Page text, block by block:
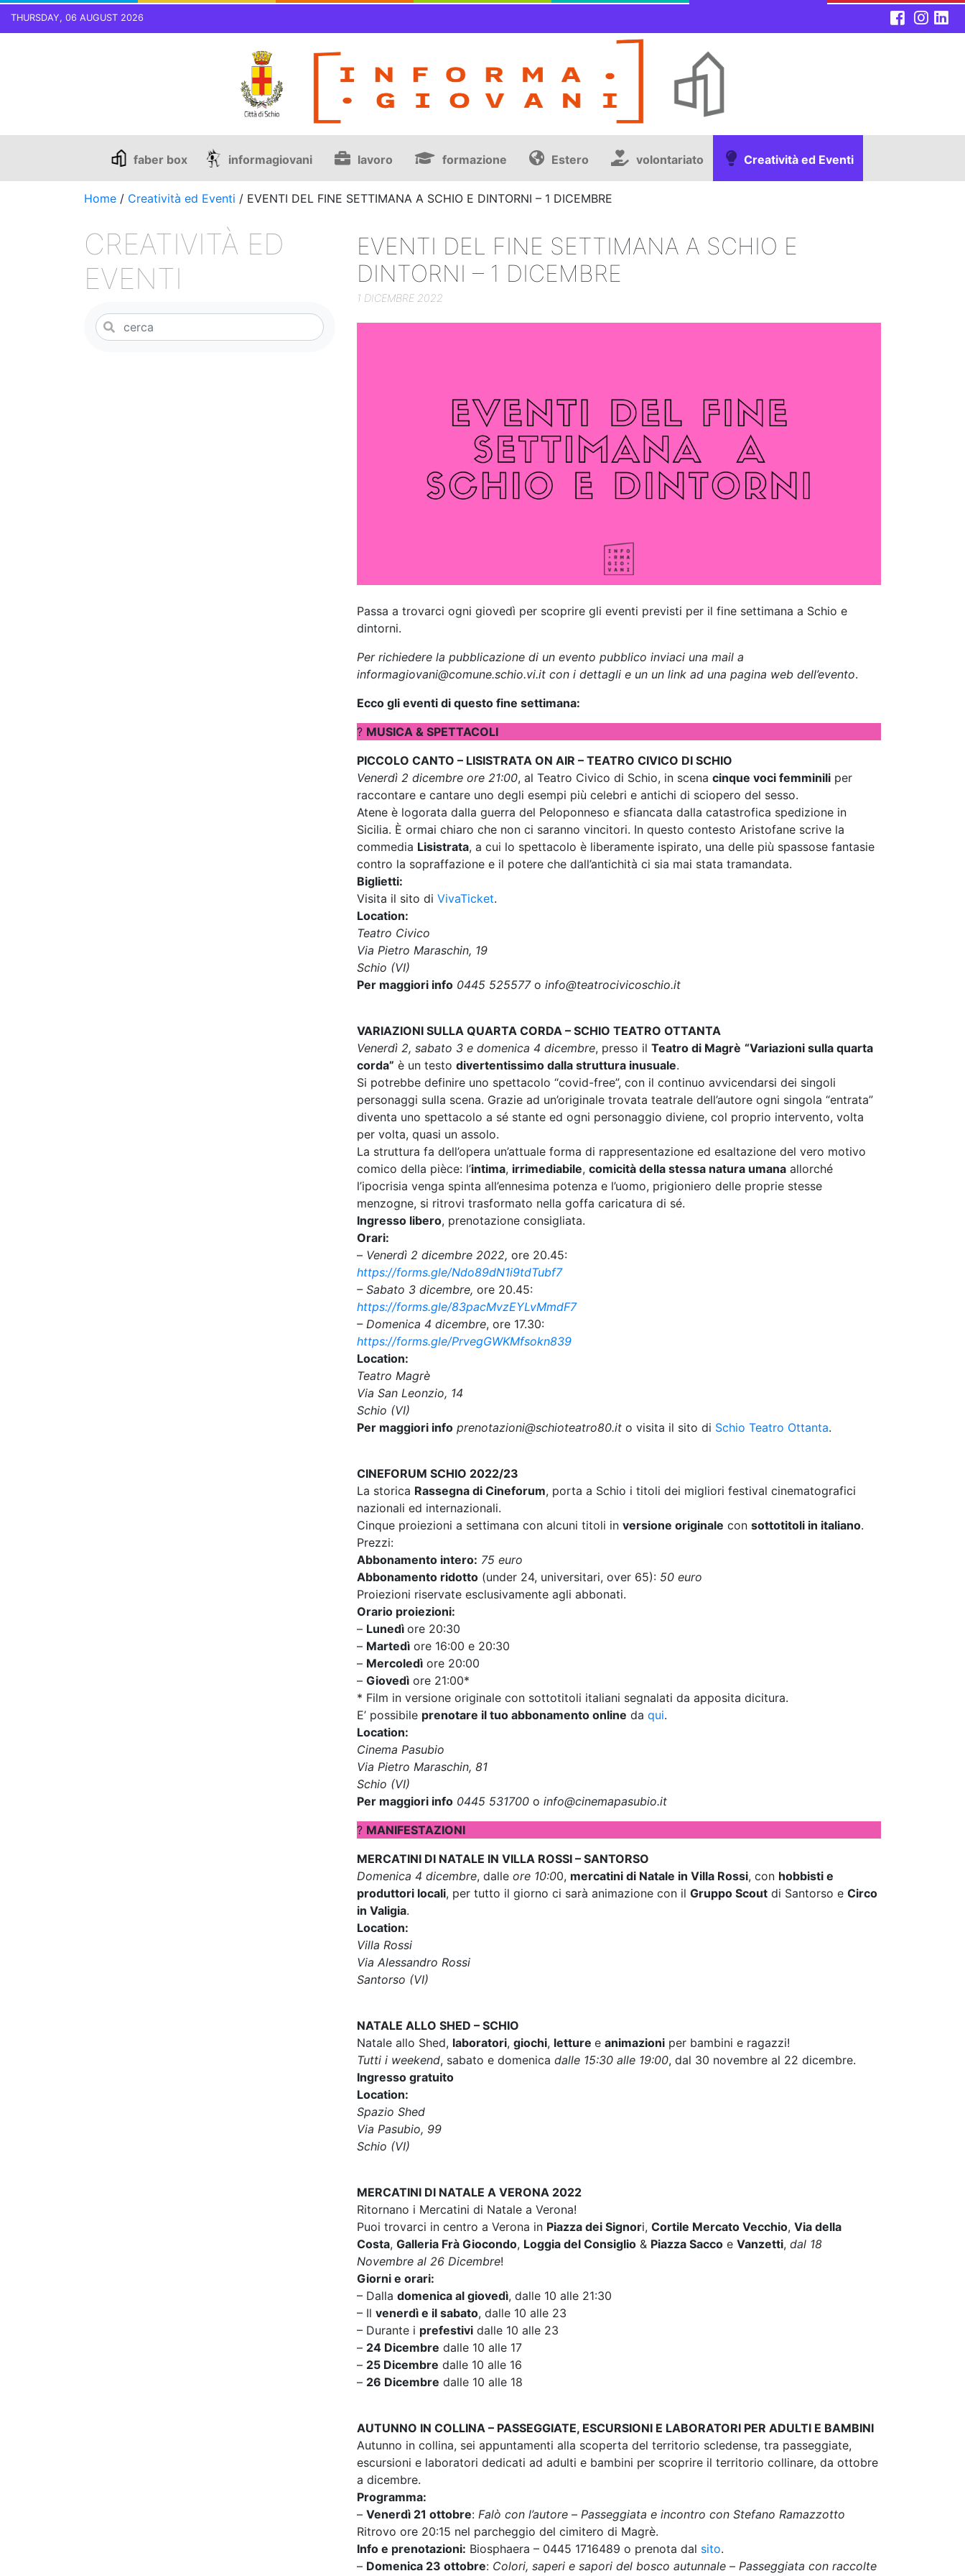
THURSDAY, 06 AUGUST 2026
faber box informagiovani lavoro formazione Estero volontariato Creatività ed Eventi
Home / Creatività ed Eventi / EVENTI DEL FINE SETTIMANA A SCHIO E DINTORNI – 1 DICEMBRE
EVENTI DEL FINE SETTIMANA A SCHIO E
DINTORNI – 1 DICEMBRE
1 DICEMBRE 2022
Passa a trovarci ogni giovedì per scoprire gli eventi previsti per il fine settimana a Schio e
dintorni.
Per richiedere la pubblicazione di un evento pubblico inviaci una mail a
informagiovani@comune.schio.vi.it con i dettagli e un un link ad una pagina web dell’evento.
Ecco gli eventi di questo fine settimana:
? MUSICA & SPETTACOLI
PICCOLO CANTO – LISISTRATA ON AIR – TEATRO CIVICO DI SCHIO
Venerdì 2 dicembre ore 21:00, al Teatro Civico di Schio, in scena cinque voci femminili per
raccontare e cantare uno degli esempi più celebri e antichi di sciopero del sesso.
Atene è logorata dalla guerra del Peloponneso e sfiancata dalla catastrofica spedizione in
Sicilia. È ormai chiaro che non ci saranno vincitori. In questo contesto Aristofane scrive la
commedia Lisistrata, a cui lo spettacolo è liberamente ispirato, una delle più spassose fantasie
contro la sopraffazione e il potere che dall’antichità ci sia mai stata tramandata.
Biglietti:
Visita il sito di VivaTicket.
Location:
Teatro Civico
Via Pietro Maraschin, 19
Schio (VI)
Per maggiori info 0445 525577o info@teatrocivicoschio.it
VARIAZIONI SULLA QUARTA CORDA – SCHIO TEATRO OTTANTA
Venerdì 2, sabato 3 e domenica 4 dicembre, presso il Teatro di Magrè “Variazioni sulla quarta
corda” è un testo divertentissimo dalla struttura inusuale.
Si potrebbe definire uno spettacolo “covid-free”, con il continuo avvicendarsi dei singoli
personaggi sulla scena. Grazie ad un’originale trovata teatrale dell’autore ogni singola “entrata”
diventa uno spettacolo a sé stante ed ogni personaggio diviene, col proprio intervento, volta
per volta, quasi un assolo.
La struttura fa dell’opera un’attuale forma di rappresentazione ed esaltazione del vero motivo
comico della pièce: l’intima, irrimediabile, comicità della stessa natura umana allorché
l’ipocrisia venga spinta all’ennesima potenza e l’uomo, prigioniero delle proprie stesse
menzogne, si ritrovi trasformato nella goffa caricatura di sé.
Ingresso libero, prenotazione consigliata.
Orari:
– Venerdì 2 dicembre 2022, ore 20.45:
https://forms.gle/Ndo89dN1i9tdTubf7
– Sabato 3 dicembre, ore 20.45:
https://forms.gle/83pacMvzEYLvMmdF7
– Domenica 4 dicembre, ore 17.30:
https://forms.gle/PrvegGWKMfsokn839
Location:
Teatro Magrè
Via San Leonzio, 14
Schio (VI)
Per maggiori info prenotazioni@schioteatro80.it o visita il sito di Schio Teatro Ottanta.
CINEFORUM SCHIO 2022/23
La storica Rassegna di Cineforum, porta a Schio i titoli dei migliori festival cinematografici
nazionali ed internazionali.
Cinque proiezioni a settimana con alcuni titoli in versione originale con sottotitoli in italiano.
Prezzi:
Abbonamento intero: 75 euro
Abbonamento ridotto (under 24, universitari, over 65): 50 euro
Proiezioni riservate esclusivamente agli abbonati.
Orario proiezioni:
– Lunedì ore 20:30
– Martedì ore 16:00 e 20:30
– Mercoledì ore 20:00
– Giovedì ore 21:00*
* Film in versione originale con sottotitoli italiani segnalati da apposita dicitura.
E’ possibile prenotare il tuo abbonamento online da qui.
Location:
Cinema Pasubio
Via Pietro Maraschin, 81
Schio (VI)
Per maggiori info 0445 531700 o info@cinemapasubio.it
? MANIFESTAZIONI
MERCATINI DI NATALE IN VILLA ROSSI – SANTORSO
Domenica 4 dicembre, dalle ore 10:00, mercatini di Natale in Villa Rossi, con hobbisti e
produttori locali, per tutto il giorno ci sarà animazione con il Gruppo Scout di Santorso e Circo
in Valigia.
Location:
Villa Rossi
Via Alessandro Rossi
Santorso (VI)
NATALE ALLO SHED – SCHIO
Natale allo Shed, laboratori, giochi, letture e animazioni per bambini e ragazzi!
Tutti i weekend, sabato e domenica dalle 15:30 alle 19:00, dal 30 novembre al 22 dicembre.
Ingresso gratuito
Location:
Spazio Shed
Via Pasubio, 99
Schio (VI)
MERCATINI DI NATALE A VERONA 2022
Ritornano i Mercatini di Natale a Verona!
Puoi trovarci in centro a Verona in Piazza dei Signori, Cortile Mercato Vecchio, Via della
Costa, Galleria Frà Giocondo, Loggia del Consiglio & Piazza Sacco e Vanzetti, dal 18
Novembre al 26 Dicembre!
Giorni e orari:
– Dalla domenica al giovedì, dalle 10 alle 21:30
– Il venerdì e il sabato, dalle 10 alle 23
– Durante i prefestivi dalle 10 alle 23
– 24 Dicembre dalle 10 alle 17
– 25 Dicembre dalle 10 alle 16
– 26 Dicembre dalle 10 alle 18
AUTUNNO IN COLLINA – PASSEGGIATE, ESCURSIONI E LABORATORI PER ADULTI E BAMBINI
Autunno in collina, sei appuntamenti alla scoperta del territorio scledense, tra passeggiate,
escursioni e laboratori dedicati ad adulti e bambini per scoprire il territorio collinare, da ottobre
a dicembre.
Programma:
– Venerdì 21 ottobre: Falò con l’autore – Passeggiata e incontro con Stefano Ramazzotto
Ritrovo ore 20:15 nel parcheggio del cimitero di Magrè.
Info e prenotazioni: Biosphaera – 0445 1716489 o prenota dal sito.
– Domenica 23 ottobre: Colori, saperi e sapori del bosco autunnale – Passeggiata con raccolte
CREATIVITÀ ED
EVENTI